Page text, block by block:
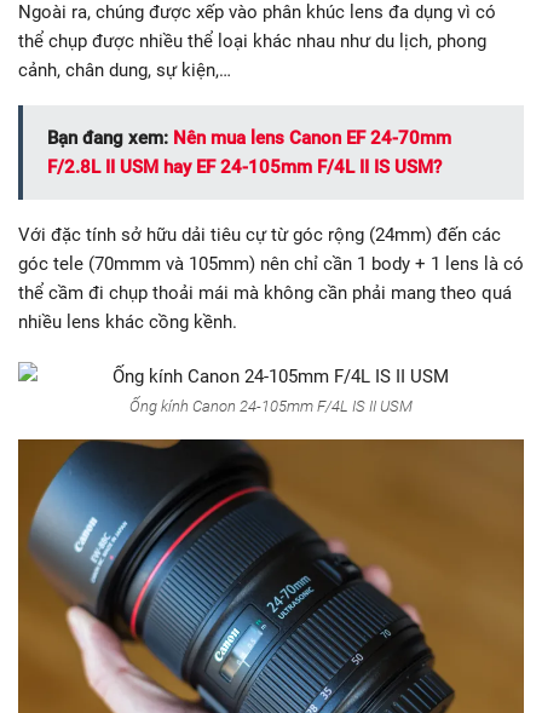
Ngoài ra, chúng được xếp vào phân khúc lens đa dụng vì có
thể chụp được nhiều thể loại khác nhau như du lịch, phong
cảnh, chân dung, sự kiện,…
Bạn đang xem: Nên mua lens Canon EF 24-70mm
F/2.8L II USM hay EF 24-105mm F/4L II IS USM?
Với đặc tính sở hữu dải tiêu cự từ góc rộng (24mm) đến các
góc tele (70mmm và 105mm) nên chỉ cần 1 body + 1 lens là có
thể cầm đi chụp thoải mái mà không cần phải mang theo quá
nhiều lens khác cồng kềnh.
Ống kính Canon 24-105mm F/4L IS II USM